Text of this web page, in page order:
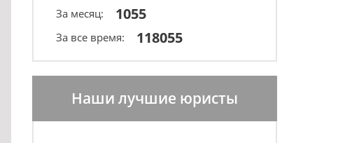
За месяц: 1055
За все время: 118055
Наши лучшие юристы